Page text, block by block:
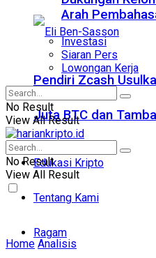
Pendiri Zcash
Juta BTC dan
Edukasi Kripto
Tentang Kami
Ragam
Arah
Investasi
Siaran Pers
Lowongan Kerja
No Result
View All Result
No Result
View All Result
Home Analisis